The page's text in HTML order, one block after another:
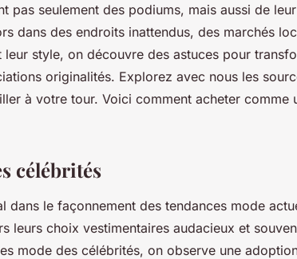
pas seulement des podiums, mais aussi de leur
dans des endroits inattendus, des marchés
style, on découvre des astuces pour
originalités. Explorez avec nous les
à votre tour. Voici comment acheter comme
célébrités
dans le façonnement des tendances mode
leurs choix vestimentaires audacieux et
mode des célébrités, on observe une